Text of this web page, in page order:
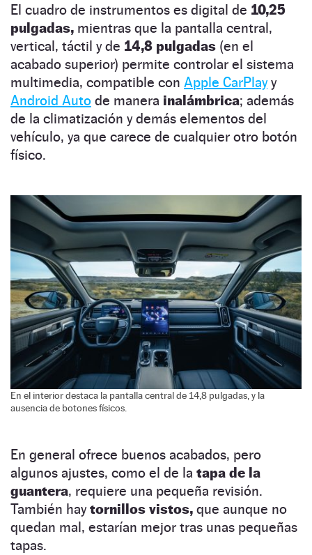
El cuadro de instrumentos es digital de 10,25
pulgadas, mientras que la pantalla central,
vertical, táctil y de 14,8 pulgadas (en el
acabado superior) permite controlar el sistema
multimedia, compatible con Apple CarPlayy
Android Auto de manera inalámbrica; además
de la climatización y demás elementos del
vehículo, ya que carece de cualquier otro botón
físico.
En el interior destaca la pantalla central de 14,8 pulgadas, y la
ausencia de botones físicos.
En general ofrece buenos acabados, pero
algunos ajustes, como el de la tapa de la
guantera, requiere una pequeña revisión.
También haytornillos vistos, que aunque no
quedan mal, estarían mejor tras unas pequeñas
tapas.